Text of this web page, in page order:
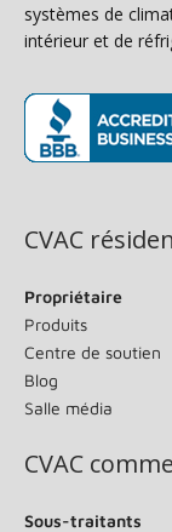
systèmes de
intérieur et de
CVAC
Propriétaire
Produits
Centre de soutien
Blog
Salle média
CVAC
Sous-traitants